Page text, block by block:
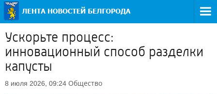
Ускорьте процесс:
инновационный способ разделки
капусты
8 июля 2026, 09:24 Общество